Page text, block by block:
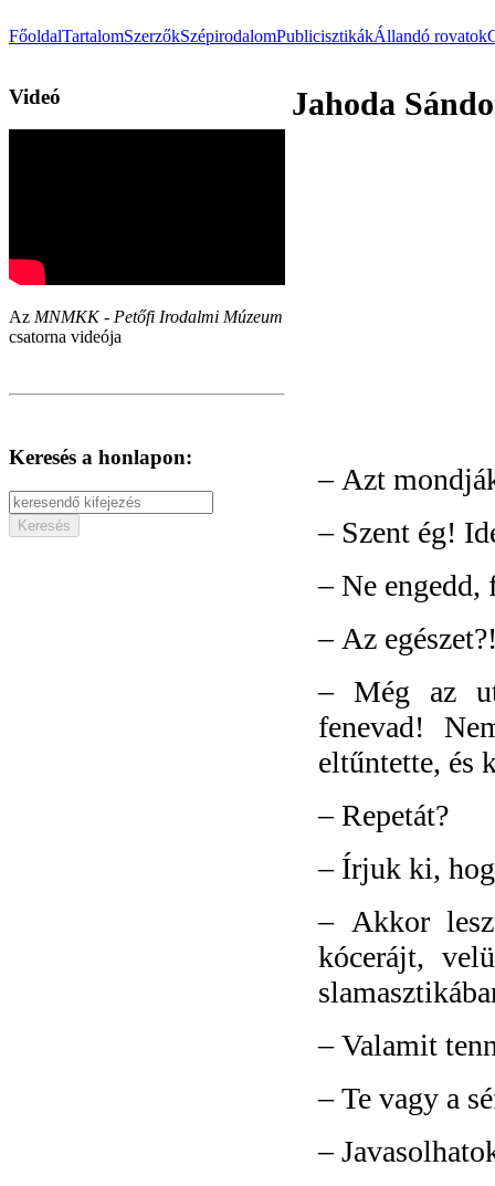
FőoldalTartalomSzerzőkSzépirodalomPublicisztikákÁllandó rovatok
Videó
Az MNMKK - Petőfi Irodalmi Múzeum
csatorna videója
Keresés a honlapon:
Jahoda
–Azt
– Szent ég!
–Ne engedd,
–Az
–Még az
fenevad!
eltűntette, és
–Repetát?
– Írjuk ki,
– Akkor
kócerájt,
–Valamit
–Te vagy a
–